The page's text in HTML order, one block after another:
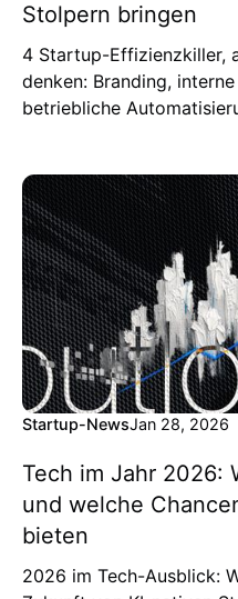
Stolpern bringen
4 Startup-Effizienzkiller,
denken: Branding,
betriebliche
Startup-NewsJan 28, 2026
Tech im Jahr 2026:
und welche
bieten
2026 im Tech-Ausblick: